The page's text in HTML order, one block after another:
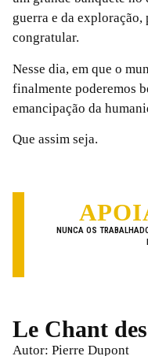
guerra e da
congratular.
Nesse dia, em que o
finalmente poderemos
emancipação da
Que assim seja.
NUNCA OS
Le Chant
Autor: Pierre Dupont